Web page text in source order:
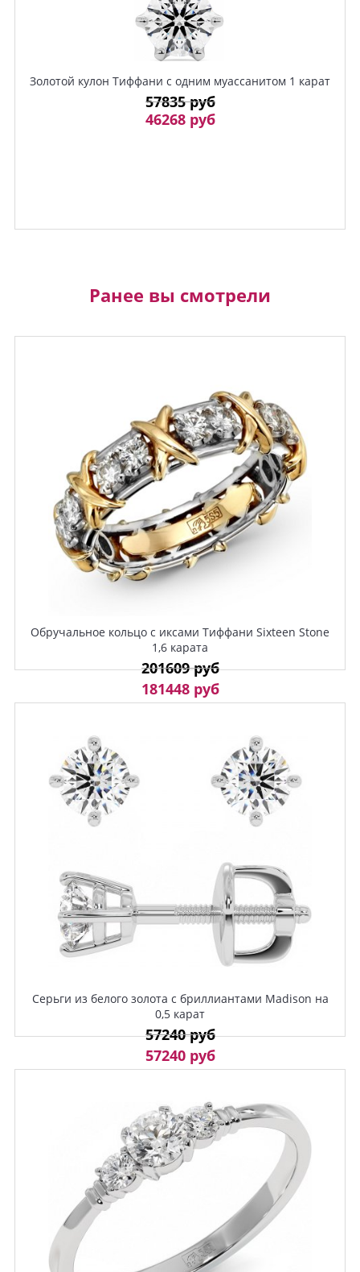
Золотой кулон Тиффани с одним муассанитом 1 карат
57835 руб
46268 руб
Ранее вы смотрели
Обручальное кольцо с иксами Тиффани Sixteen Stone
1,6 карата
201609 руб
181448 руб
Серьги из белого золота с бриллиантами Madison на
0,5 карат
57240 руб
57240 руб